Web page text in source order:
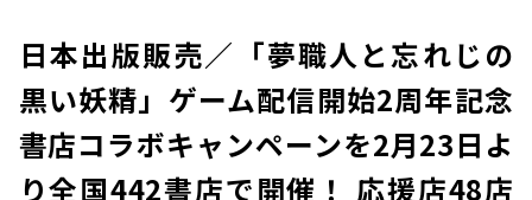
日本出版販売／「夢職人と忘れじの
黒い妖精」ゲーム配信開始2周年記念
書店コラボキャンペーンを2月23日よ
り全国442書店で開催！ 応援店48店